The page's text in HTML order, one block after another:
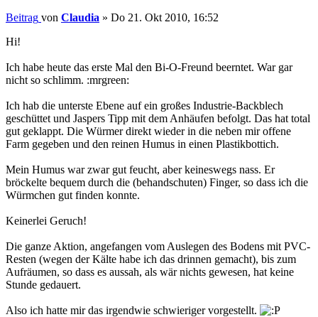
Beitrag von Claudia » Do 21. Okt 2010, 16:52
Hi!
Ich habe heute das erste Mal den Bi-O-Freund beerntet. War gar
nicht so schlimm. :mrgreen:
Ich hab die unterste Ebene auf ein großes Industrie-Backblech
geschüttet und Jaspers Tipp mit dem Anhäufen befolgt. Das hat total
gut geklappt. Die Würmer direkt wieder in die neben mir offene
Farm gegeben und den reinen Humus in einen Plastikbottich.
Mein Humus war zwar gut feucht, aber keineswegs nass. Er
bröckelte bequem durch die (behandschuten) Finger, so dass ich die
Würmchen gut finden konnte.
Keinerlei Geruch!
Die ganze Aktion, angefangen vom Auslegen des Bodens mit PVC-
Resten (wegen der Kälte habe ich das drinnen gemacht), bis zum
Aufräumen, so dass es aussah, als wär nichts gewesen, hat keine
Stunde gedauert.
Also ich hatte mir das irgendwie schwieriger vorgestellt.